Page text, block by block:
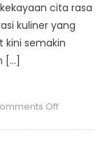
cita rasa
kuliner yang
kini semakin
[…]
Offon